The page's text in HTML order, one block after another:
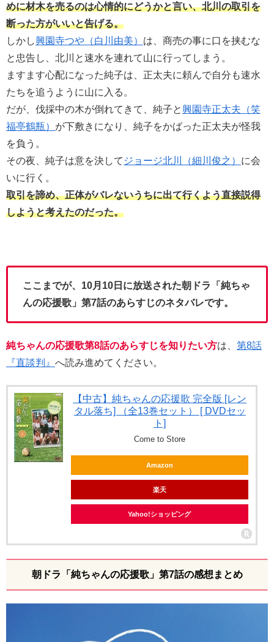
めに材木を売るのは心情的にどうかと言い、北川の取引を
断った方がいいと告げる。
しかし興園寺つや（白川由美） は、商売の事に口を挟むな
と忠告し、北川と速水を連れて山に行ってしまう。
ますます心配になった純子は、正太夫に頼んで自分も速水
たちを追うように山に入る。
だが、伐採中の木が倒れてきて、純子と興園寺正太夫（笑
福亭鶴瓶） が下敷きになり、純子をかばった正太夫が怪我
を負う。
その夜、純子は意を決して ジョージ北川（細川俊之） に会
いに行く。
取引を諦め、正体がバレないうちに出て行くよう直接説得
しようと考えたのだった。
ここまでが、10月10日に放送された朝ドラ「純ちゃ
んの応援歌」第7話のあらすじのネタバレです。
純ちゃんの応援歌第8話のあらすじを知りたい方は、 第8話
『直談判』 へ読み進めてください。
【中古】純ちゃんの応援歌 完全版 [レン
タル落ち] （全13巻セット） [ DVDセッ
ト]
Come to Store
Amazon
楽天
Yahoo!ショッピング
朝ドラ「純ちゃんの応援歌」第7話の感想まとめ